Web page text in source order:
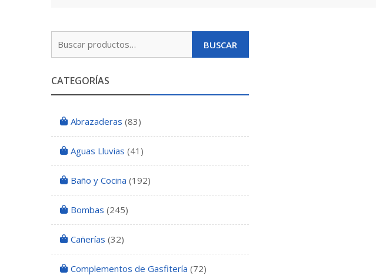
BUSCAR
CATEGORÍAS
Abrazaderas (83)
Aguas Lluvias (41)
Baño y Cocina (192)
Bombas (245)
Cañerías (32)
Complementos de Gasfitería (72)